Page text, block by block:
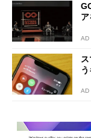
AD
AD